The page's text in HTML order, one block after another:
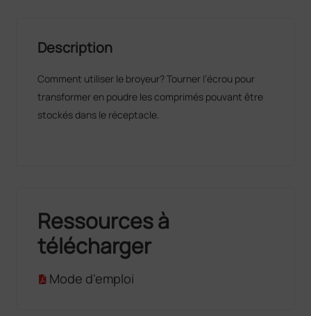
Description
Comment utiliser le broyeur? Tourner l’écrou pour
transformer en poudre les comprimés pouvant être
stockés dans le réceptacle.
Ressources à
télécharger
Mode d'emploi